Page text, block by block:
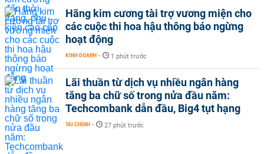
Hãng kim cương tài trợ vương miện cho
các cuộc thi hoa hậu thông báo ngừng
hoạt động
KINH DOANH - 1 phút trước
Lãi thuần từ dịch vụ nhiều ngân hàng
tăng ba chữ số trong nửa đầu năm:
Techcombank dẫn đầu, Big4 tụt hạng
TÀI CHÍNH - 27 phút trước